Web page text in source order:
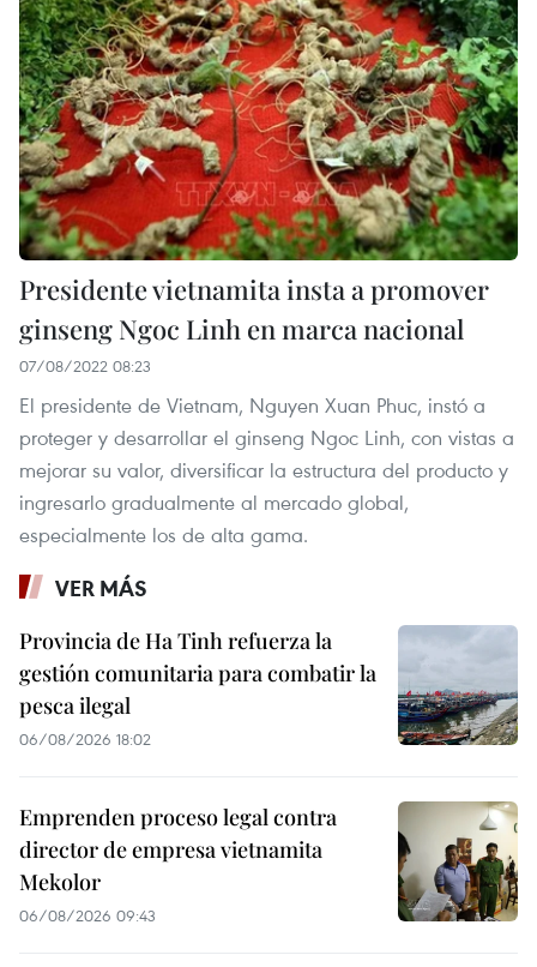
Presidente vietnamita insta a promover
ginseng Ngoc Linh en marca nacional
07/08/2022 08:23
El presidente de Vietnam, Nguyen Xuan Phuc, instó a
proteger y desarrollar el ginseng Ngoc Linh, con vistas a
mejorar su valor, diversificar la estructura del producto y
ingresarlo gradualmente al mercado global,
especialmente los de alta gama.
VER MÁS
Provincia de Ha Tinh refuerza la
gestión comunitaria para combatir la
pesca ilegal
06/08/2026 18:02
Emprenden proceso legal contra
director de empresa vietnamita
Mekolor
06/08/2026 09:43